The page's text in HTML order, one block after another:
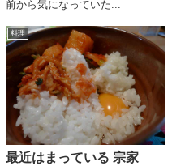
前から気になっていた...
料理
最近はまっている 宗家